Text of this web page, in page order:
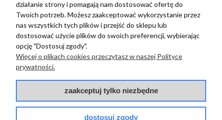
TERRADECO
BAZA WIEDZY
PŁATNOŚCI I DOSTAWA
działanie strony i pomagają nam dostosować ofertę do
Twoich potrzeb. Możesz zaakceptować wykorzystanie przez
nas wszystkich tych plików i przejść do sklepu lub
dostosować użycie plików do swoich preferencji, wybierając
opcję "Dostosuj zgody".
Więcej o plikach cookies przeczytasz w naszej Polityce
prywatności.
zaakceptuj tylko niezbędne
dostosuj zgody